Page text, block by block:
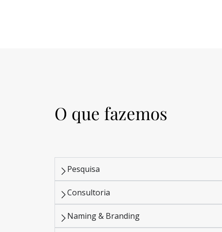
O que fazemos
Pesquisa
Consultoria
Naming & Branding